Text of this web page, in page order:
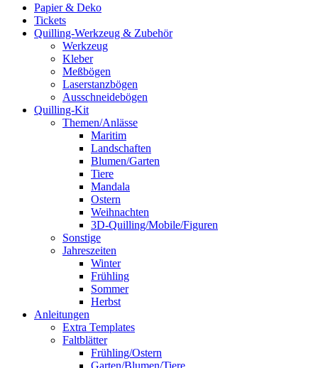
Papier & Deko
Tickets
Quilling-Werkzeug & Zubehör
Werkzeug
Kleber
Meßbögen
Laserstanzbögen
Ausschneidebögen
Quilling-Kit
Themen/Anlässe
Maritim
Landschaften
Blumen/Garten
Tiere
Mandala
Ostern
Weihnachten
3D-Quilling/Mobile/Figuren
Sonstige
Jahreszeiten
Winter
Frühling
Sommer
Herbst
Anleitungen
Extra Templates
Faltblätter
Frühling/Ostern
Garten/Blumen/Tiere